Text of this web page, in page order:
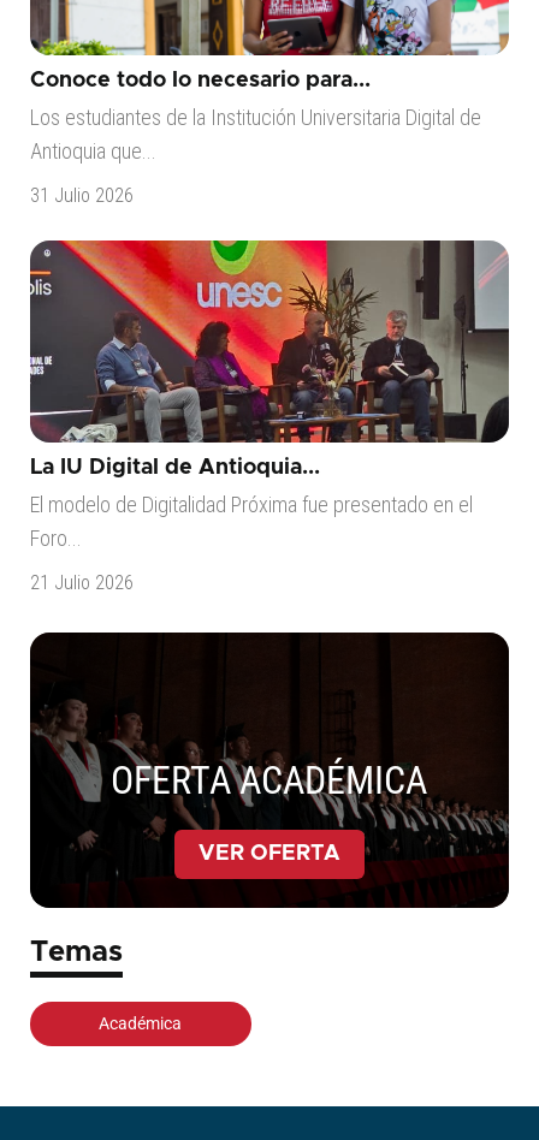
Conoce todo lo necesario para...
Los estudiantes de la Institución Universitaria Digital de
Antioquia que...
31 Julio 2026
La IU Digital de Antioquia...
El modelo de Digitalidad Próxima fue presentado en el
Foro...
21 Julio 2026
OFERTA ACADÉMICA
VER OFERTA
Temas
Académica